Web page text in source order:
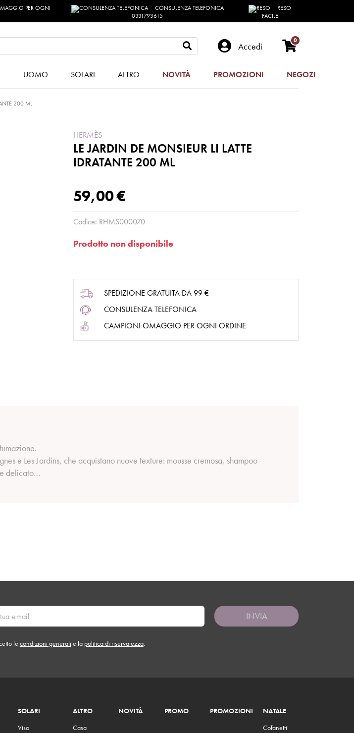
PER OGNI
CONSULENZA TELEFONICA
0331793615
RESO
FACILE
Accedi
0
UOMO SOLARI ALTRO NOVITÀ PROMOZIONI NEGOZI
200 ML
HERMÈS
LE JARDIN DE MONSIEUR LI LATTE
IDRATANTE 200 ML
59,00 €
Codice: RHMS000070
Prodotto non disponibile
SPEDIZIONE GRATUITA DA 99 €
CONSULENZA TELEFONICA
CAMPIONI OMAGGIO PER OGNI ORDINE
e Les Jardins, che acquistano nuove texture: mousse cremosa, shampoo
delicato…
le condizioni generali e la politica di riservatezza.
INVIA
SOLARI
Viso
ALTRO
Casa
NOVITÀ PROMO PROMOZIONI
NATALE
Cofanetti